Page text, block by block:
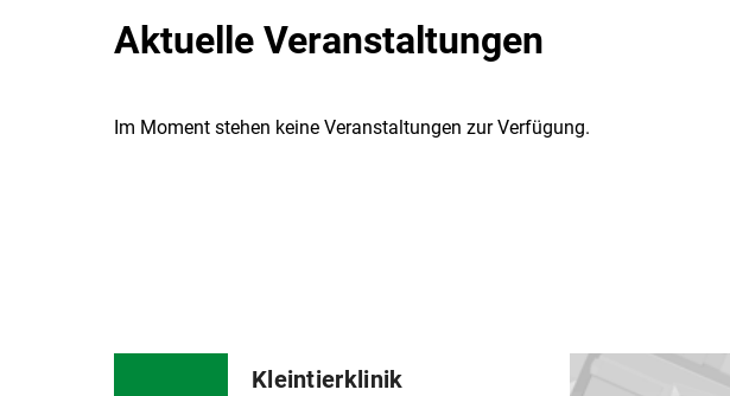
Aktuelle Veranstaltungen
Im Moment stehen keine Veranstaltungen zur Verfügung.
Kleintierklinik